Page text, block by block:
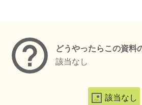
どうやったらこの資料
該当なし
該当なし